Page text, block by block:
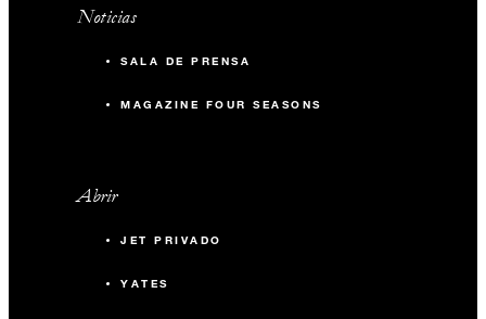
Noticias
SALA DE PRENSA
MAGAZINE FOUR SEASONS
Abrir
JET PRIVADO
YATES